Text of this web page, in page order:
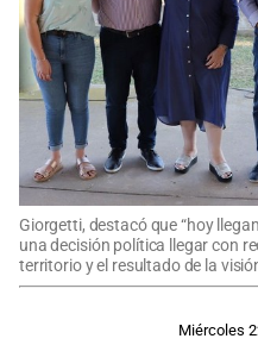
Giorgetti, destacó que “hoy
una decisión política llegar con
territorio y el resultado de la
Miércoles